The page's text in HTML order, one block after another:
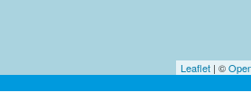
Leaflet | ©